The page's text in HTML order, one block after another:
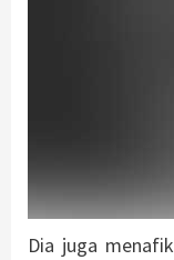
Dia juga